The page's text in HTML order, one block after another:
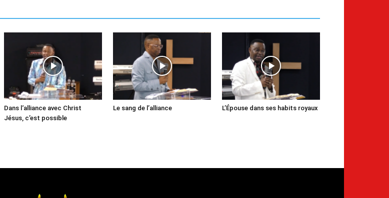
Dans l‘alliance avec Christ
Jésus, c’est possible
Le sang de l’alliance L’Épouse dans ses habits royaux